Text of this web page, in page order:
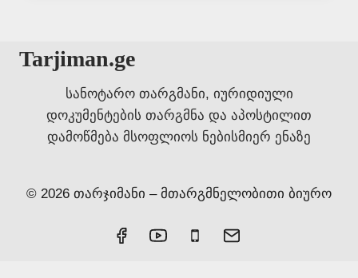
Tarjiman.ge
სანოტარო თარგმანი, იურიდიული
დოკუმენტების თარგმნა და აპოსტილით
დამოწმება მსოფლიოს ნებისმიერ ენაზე
© 2026 თარჯიმანი – მთარგმნელობითი ბიურო